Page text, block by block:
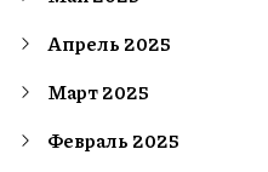
Апрель 2025
Март 2025
Февраль 2025